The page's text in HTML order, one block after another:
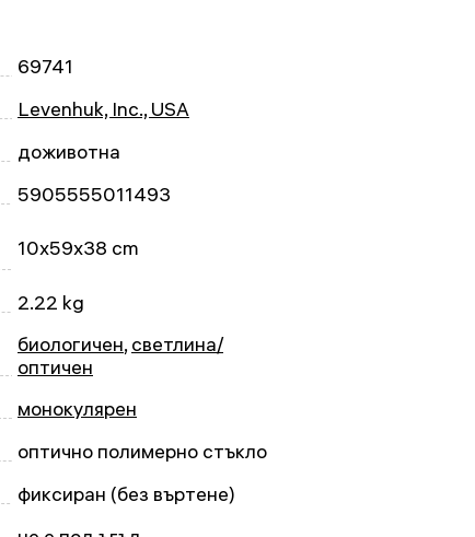
69741
Levenhuk, Inc., USA
доживотна
5905555011493
10x59x38 cm
2.22 kg
биологичен, светлина/
оптичен
монокулярен
оптично полимерно стъкло
фиксиран (без въртене)